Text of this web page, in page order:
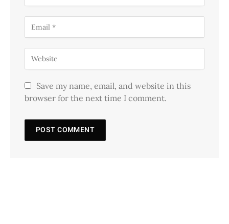
Save my name, email, and website in this
browser for the next time I comment.